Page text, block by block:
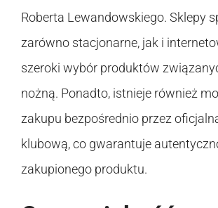
Roberta Lewandowskiego. Sklepy
zarówno stacjonarne, jak i
szeroki wybór produktów
nożną. Ponadto, istnieje również
zakupu bezpośrednio przez
klubową, co gwarantuje
zakupionego produktu.